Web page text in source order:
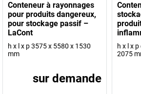
Conteneur à rayonnages
pour produits dangereux,
pour stockage passif –
LaCont
h x l x p 3575 x 5580 x 1530
mm
sur demande
h x l x
2075